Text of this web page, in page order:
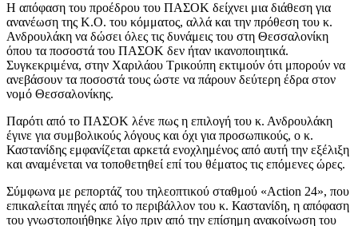
Η απόφαση του προέδρου του ΠΑΣΟΚ δείχνει μια διάθεση για
ανανέωση της Κ.Ο. του κόμματος, αλλά και την πρόθεση του κ.
Ανδρουλάκη να δώσει όλες τις δυνάμεις του στη Θεσσαλονίκη
όπου τα ποσοστά του ΠΑΣΟΚ δεν ήταν ικανοποιητικά.
Συγκεκριμένα, στην Χαριλάου Τρικούπη εκτιμούν ότι μπορούν να
ανεβάσουν τα ποσοστά τους ώστε να πάρουν δεύτερη έδρα στον
νομό Θεσσαλονίκης.
Παρότι από το ΠΑΣΟΚ λένε πως η επιλογή του κ. Ανδρουλάκη
έγινε για συμβολικούς λόγους και όχι για προσωπικούς, ο κ.
Καστανίδης εμφανίζεται αρκετά ενοχλημένος από αυτή την εξέλιξη
και αναμένεται να τοποθετηθεί επί του θέματος τις επόμενες ώρες.
Σύμφωνα με ρεπορτάζ του τηλεοπτικού σταθμού «Action 24», που
επικαλείται πηγές από το περιβάλλον του κ. Καστανίδη, η απόφαση
του γνωστοποιήθηκε λίγο πριν από την επίσημη ανακοίνωση του